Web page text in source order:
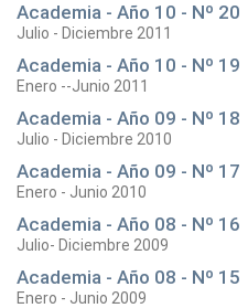
Academia - Año 10 - Nº 20
Julio - Diciembre 2011
Academia - Año 10 - Nº 19
Enero --Junio 2011
Academia - Año 09 - Nº 18
Julio - Diciembre 2010
Academia - Año 09 - Nº 17
Enero - Junio 2010
Academia - Año 08 - Nº 16
Julio- Diciembre 2009
Academia - Año 08 - Nº 15
Enero - Junio 2009